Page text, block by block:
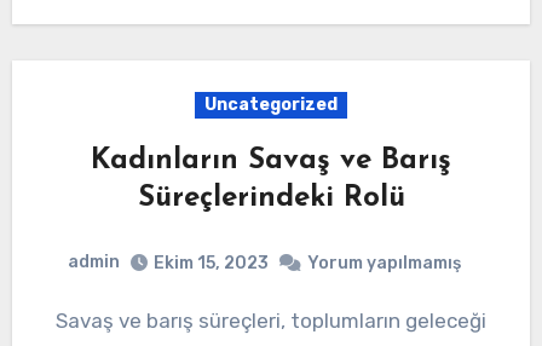
Uncategorized
Kadınların Savaş ve Barış
Süreçlerindeki Rolü
admin Ekim 15, 2023 Yorum yapılmamış
Savaş ve barış süreçleri, toplumların geleceği